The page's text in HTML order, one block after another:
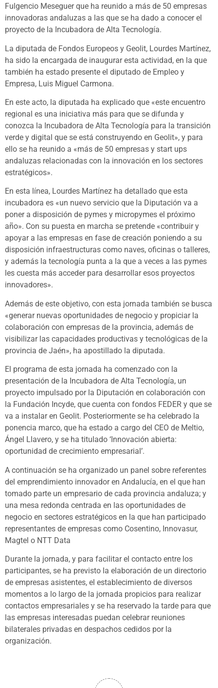
Fulgencio Meseguer que ha reunido a más de 50 empresas
innovadoras andaluzas a las que se ha dado a conocer el
proyecto de la Incubadora de Alta Tecnología.
La diputada de Fondos Europeos y Geolit, Lourdes Martínez,
ha sido la encargada de inaugurar esta actividad, en la que
también ha estado presente el diputado de Empleo y
Empresa, Luis Miguel Carmona.
En este acto, la diputada ha explicado que «este encuentro
regional es una iniciativa más para que se difunda y
conozca la Incubadora de Alta Tecnología para la transición
verde y digital que se está construyendo en Geolit», y para
ello se ha reunido a «más de 50 empresas y start ups
andaluzas relacionadas con la innovación en los sectores
estratégicos».
En esta línea, Lourdes Martínez ha detallado que esta
incubadora es «un nuevo servicio que la Diputación va a
poner a disposición de pymes y micropymes el próximo
año». Con su puesta en marcha se pretende «contribuir y
apoyar a las empresas en fase de creación poniendo a su
disposición infraestructuras como naves, oficinas o talleres,
y además la tecnología punta a la que a veces a las pymes
les cuesta más acceder para desarrollar esos proyectos
innovadores».
Además de este objetivo, con esta jornada también se busca
«generar nuevas oportunidades de negocio y propiciar la
colaboración con empresas de la provincia, además de
visibilizar las capacidades productivas y tecnológicas de la
provincia de Jaén», ha apostillado la diputada.
El programa de esta jornada ha comenzado con la
presentación de la Incubadora de Alta Tecnología, un
proyecto impulsado por la Diputación en colaboración con
la Fundación Incyde, que cuenta con fondos FEDER y que se
va a instalar en Geolit. Posteriormente se ha celebrado la
ponencia marco, que ha estado a cargo del CEO de Meltio,
Ángel Llavero, y se ha titulado ‘Innovación abierta:
oportunidad de crecimiento empresarial’.
A continuación se ha organizado un panel sobre referentes
del emprendimiento innovador en Andalucía, en el que han
tomado parte un empresario de cada provincia andaluza; y
una mesa redonda centrada en las oportunidades de
negocio en sectores estratégicos en la que han participado
representantes de empresas como Cosentino, Innovasur,
Magtel o NTT Data
Durante la jornada, y para facilitar el contacto entre los
participantes, se ha previsto la elaboración de un directorio
de empresas asistentes, el establecimiento de diversos
momentos a lo largo de la jornada propicios para realizar
contactos empresariales y se ha reservado la tarde para que
las empresas interesadas puedan celebrar reuniones
bilaterales privadas en despachos cedidos por la
organización.